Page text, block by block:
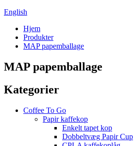
English
Hjem
Produkter
MAP papemballage
MAP papemballage
Kategorier
Coffee To Go
Papir kaffekop
Enkelt tapet kop
Dobbeltvæg Papir Cup